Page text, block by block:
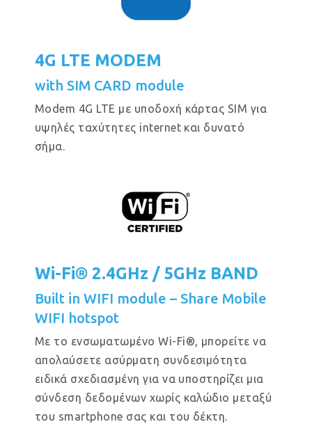
4G LTE MODEM
with SIM CARD module
Modem 4G LTE με υποδοχή κάρτας SIM για
υψηλές ταχύτητες internet και δυνατό
σήμα.
Wi-Fi® 2.4GHz / 5GHz BAND
Built in WIFI module – Share Mobile
WIFI hotspot
Με το ενσωματωμένο Wi-Fi®, μπορείτε να
απολαύσετε ασύρματη συνδεσιμότητα
ειδικά σχεδιασμένη για να υποστηρίζει μια
σύνδεση δεδομένων χωρίς καλώδιο μεταξύ
του smartphone σας και του δέκτη.